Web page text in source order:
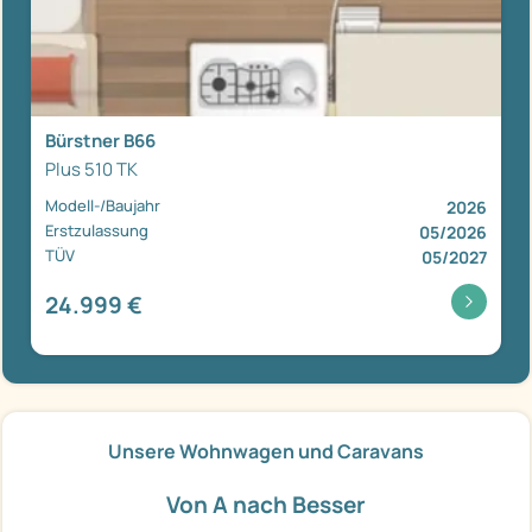
Bürstner B66
Plus 510 TK
Modell-/Baujahr 2026
Erstzulassung 05/2026
TÜV 05/2027
24.999 €
Unsere Wohnwagen und Caravans
Von A nach Besser